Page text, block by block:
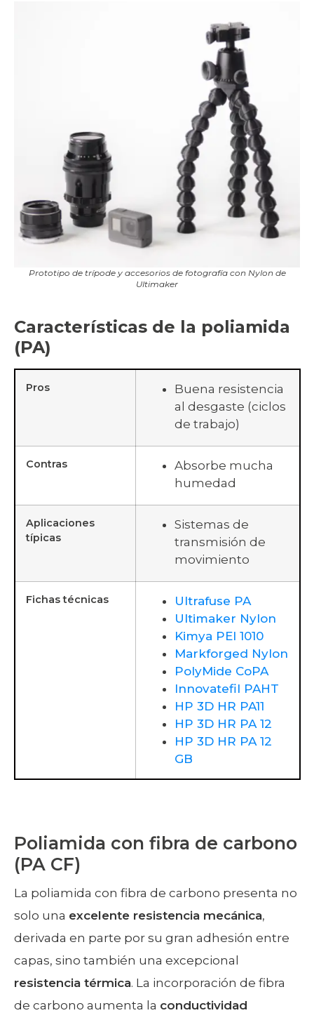
Prototipo de trípode y accesorios de fotografía con Nylon de
Ultimaker
Características de la poliamida
(PA)
Pros
Buena resistencia
al desgaste (ciclos
de trabajo)
Contras
Absorbe mucha
humedad
Aplicaciones
típicas
Sistemas de
transmisión de
movimiento
Fichas técnicas
Ultrafuse PA
Ultimaker Nylon
Kimya PEI 1010
Markforged Nylon
PolyMide CoPA
Innovatefil PAHT
HP 3D HR PA11
HP 3D HR PA 12
HP 3D HR PA 12
GB
Poliamida con fibra de carbono
(PA CF)
La poliamida con fibra de carbono presenta no
solo una excelente resistencia mecánica,
derivada en parte por su gran adhesión entre
capas, sino también una excepcional
resistencia térmica. La incorporación de fibra
de carbono aumenta la conductividad